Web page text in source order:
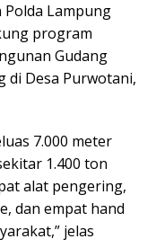
Lampung
program
Gudang
di Desa Purwotani,
7.000 meter
1.400 ton
alat pengering,
dan empat hand
jelas